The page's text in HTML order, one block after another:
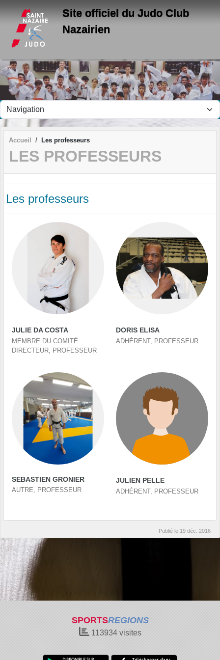
Site officiel du Judo Club
Nazairien
Accueil Les professeurs
LES PROFESSEURS
Les professeurs
JULIE DA COSTA
MEMBRE DU COMITÉ
DIRECTEUR, PROFESSEUR
DORIS ELISA
ADHÉRENT, PROFESSEUR
SEBASTIEN GRONIER
AUTRE, PROFESSEUR
JULIEN PELLE
ADHÉRENT, PROFESSEUR
Publié le 19 déc. 2016
SPORTSREGIONS
113934visites